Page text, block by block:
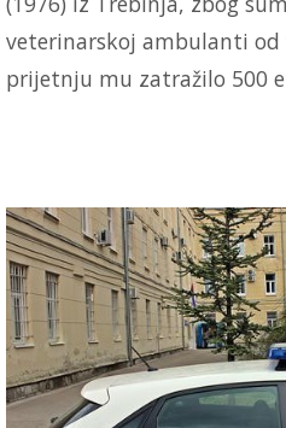
veterinarskoj ambulanti
prijetnju mu zatražilo 500